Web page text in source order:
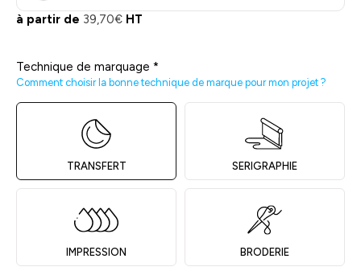
à
à partir de 39,70€ HT
Technique de marquage *
Comment choisir la bonne technique de marque pour mon projet ?
TRANSFERT SERIGRAPHIE
IMPRESSION BRODERIE